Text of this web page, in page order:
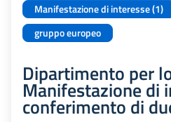
Manifestazione di interesse (1)
gruppo europeo
Dipartimento per
Manifestazione di
conferimento di